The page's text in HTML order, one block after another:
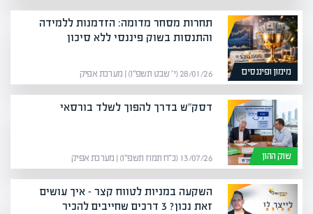
מימון ופיננסים
תחרות מסחר מדומה: הזדמנות ללמידה
והתנסות בשוק פיננסי ללא סיכון
28/01/26 (י׳ שבט תשפ״ו) | מערכת אפיק
שוק ההון
דסק"ש בדרך להפוך לשלד בורסאי
13/07/26 (כ״ח תמוז תשפ״ו) | מערכת אפיק
השקעה במניות לטווח קצר – איך עושים
זאת נכון? 3 דרכים שחייבים להכיר